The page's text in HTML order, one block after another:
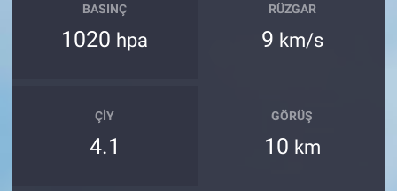
BASINÇ
1020 hpa
RÜZGAR
9 km/s
ÇIY
4.1
GÖRÜŞ
10 km